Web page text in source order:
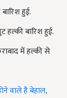
हुई.
हल्की बारिश हुई.
में हल्की से
वाले है बेहाल,